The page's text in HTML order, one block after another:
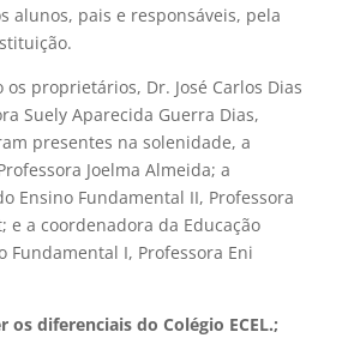
alunos, pais e responsáveis, pela
proprietários, Dr. José Carlos Dias
Suely Aparecida Guerra Dias,
presentes na solenidade, a
Joelma Almeida; a
Ensino Fundamental II, Professora
e a coordenadora da Educação
Fundamental I, Professora Eni
os diferenciais do Colégio ECEL.;